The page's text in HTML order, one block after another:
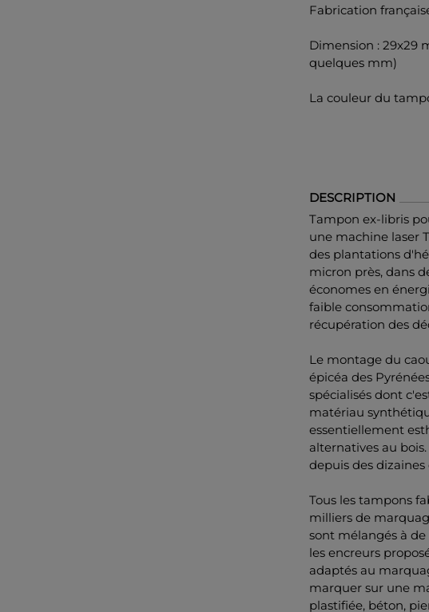
Fabrication
Dimension : 29x29
quelques mm)
La couleur du
DESCRIPTION
Tampon ex-libris
une machine laser
des plantations
micron près, dans
économes en
faible
récupération des
Le montage du
épicéa des
spécialisés dont
matériau
essentiellement
alternatives au
depuis des dizaines
Tous les tampons
milliers de
sont mélangés à de
les encreurs
adaptés au
marquer sur une
plastifiée, béton,